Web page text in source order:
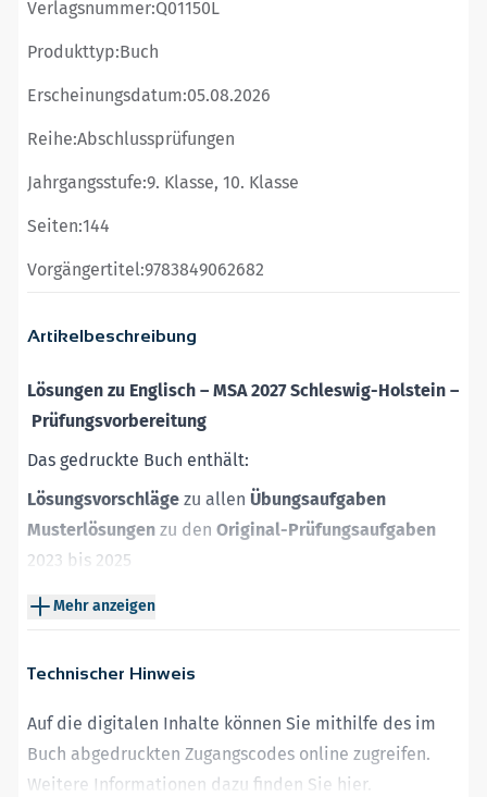
Technischer Hinweis
Auf die digitalen Inhalte können Sie mithilfe des im
Buch abgedruckten Zugangscodes online zugreifen.
Weitere Informationen dazu finden Sie hier.
Artikelbeschreibung
Lösungen zu Englisch – MSA 2027 Schleswig-Holstein –
Prüfungsvorbereitung
Das gedruckte Buch enthält:
Lösungsvorschläge zu allen Übungsaufgaben
Musterlösungen zu den Original-Prüfungsaufgaben
2023 bis 2025
Mehr anzeigen
Verlagsnummer:Q01150L
Produkttyp:Buch
Erscheinungsdatum:05.08.2026
Reihe:Abschlussprüfungen
Jahrgangsstufe:9. Klasse, 10. Klasse
Seiten:144
Vorgängertitel:9783849062682